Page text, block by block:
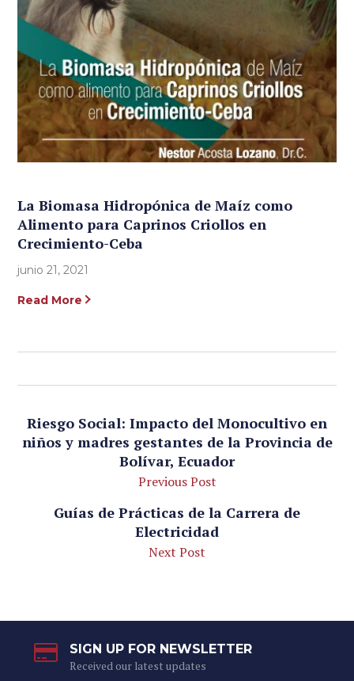
La Biomasa Hidropónica de Maíz como
Alimento para Caprinos Criollos en
Crecimiento-Ceba
junio 21, 2021
Read More
Riesgo Social: Impacto del Monocultivo en
niños y madres gestantes de la Provincia de
Bolívar, Ecuador
Previous Post
Guías de Prácticas de la Carrera de
Electricidad
Next Post
SIGN UP FOR NEWSLETTER
Received our latest updates